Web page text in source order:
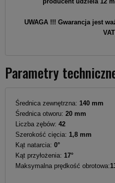
UWAGA !!! Gwarancja jest
Parametry
Średnica zewnętrzna: 140 mm
Średnica otworu: 20 mm
Liczba zębów: 42
Szerokość cięcia: 1,8 mm
Kąt natarcia: 0°
Kąt przyłożenia: 17°
Maksymalna prędkość obrotowa: